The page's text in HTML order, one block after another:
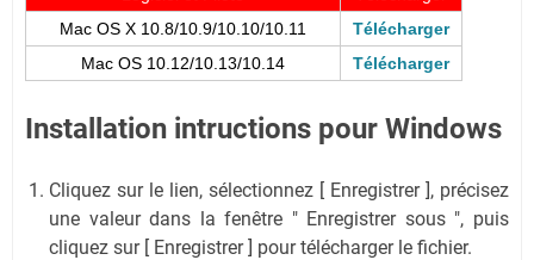
Mac OS X 10.8/10.9/10.10/10.11
Télécharger
Mac OS 10.12/10.13/10.14
Télécharger
Installation intructions pour Windows
Cliquez sur le lien, sélectionnez [ Enregistrer ], précisez
une valeur dans la fenêtre " Enregistrer sous ", puis
cliquez sur [ Enregistrer ] pour télécharger le fichier.